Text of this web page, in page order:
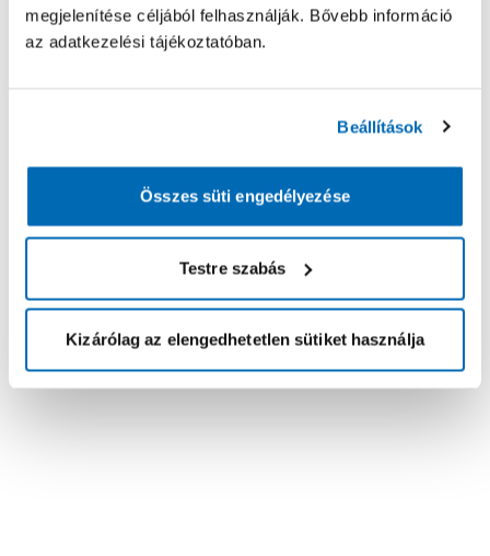
megjelenítése céljából felhasználják. Bővebb információ
az adatkezelési tájékoztatóban.
Beállítások
Összes süti engedélyezése
Testre szabás
Kizárólag az elengedhetetlen sütiket használja